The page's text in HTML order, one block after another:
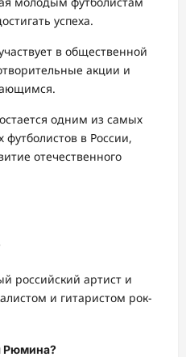
успеха.
в общественной
акции и
одним из самых
в России,
отечественного
российский артист и
и гитаристом рок-
Рюмина?